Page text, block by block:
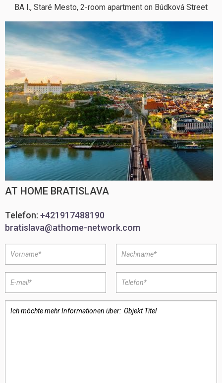
BA I., Staré Mesto, 2-room apartment on Búdková Street
AT HOME BRATISLAVA
Telefon: +421917488190
bratislava@athome-network.com